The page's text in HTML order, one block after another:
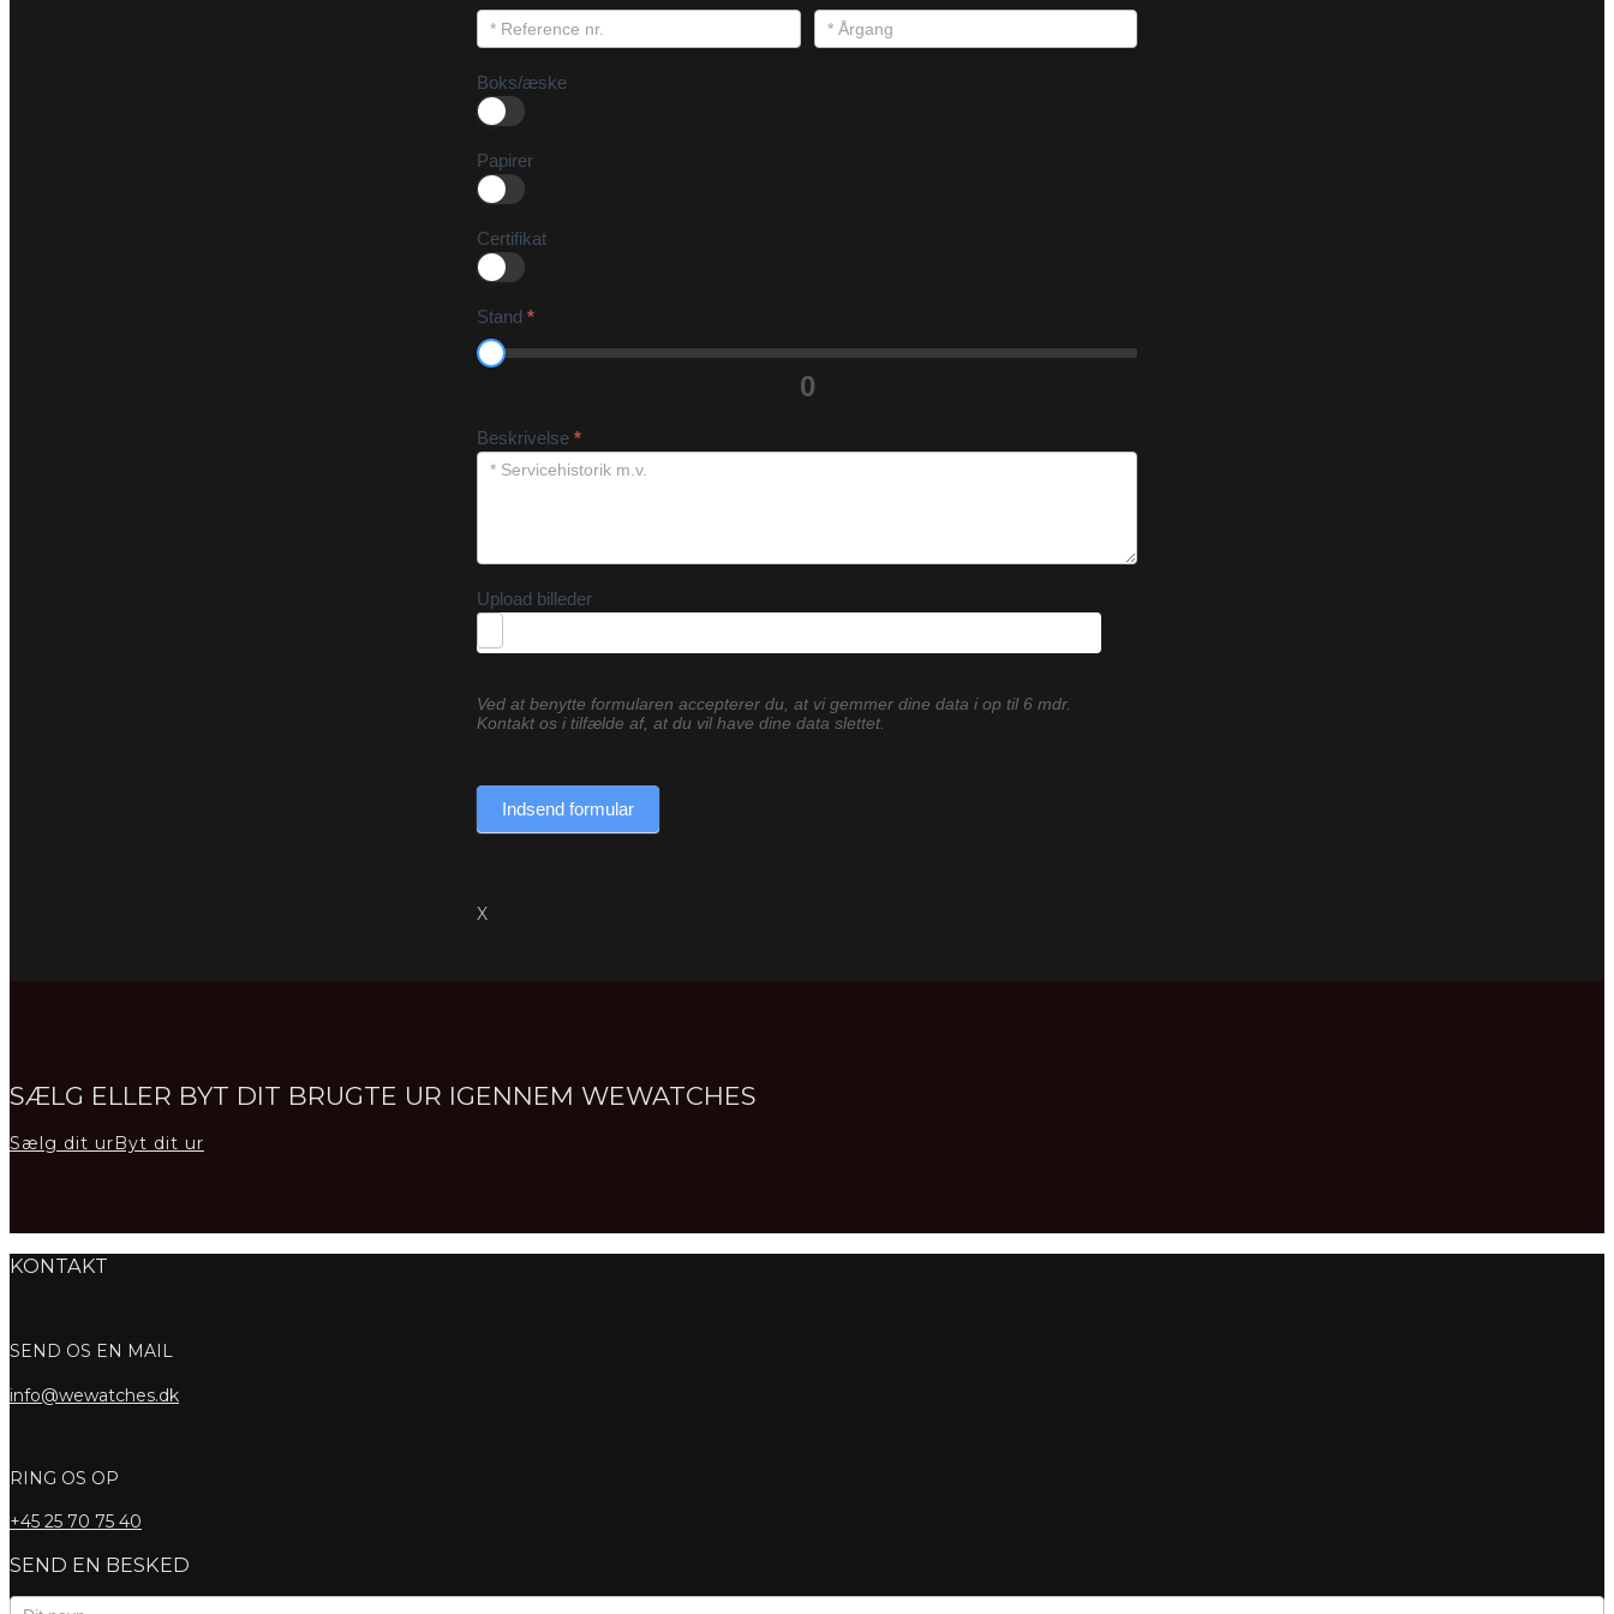
Boks/æske
Papirer
Certifikat
Stand *
0
Beskrivelse *
Upload billeder
Ved at benytte formularen accepterer du, at vi gemmer dine data i op til 6 mdr.
Kontakt os i tilfælde af, at du vil have dine data slettet.
Indsend formular
X
SÆLG ELLER BYT DIT BRUGTE UR IGENNEM WEWATCHES
Sælg dit urByt dit ur
KONTAKT
SEND OS EN MAIL
info@wewatches.dk
RING OS OP
+45 25 70 75 40
SEND EN BESKED
Kontaktformular